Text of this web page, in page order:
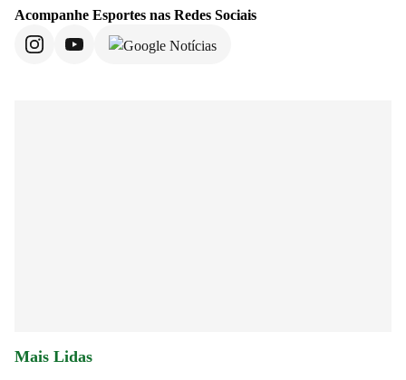
Acompanhe Esportes nas Redes Sociais
Mais Lidas